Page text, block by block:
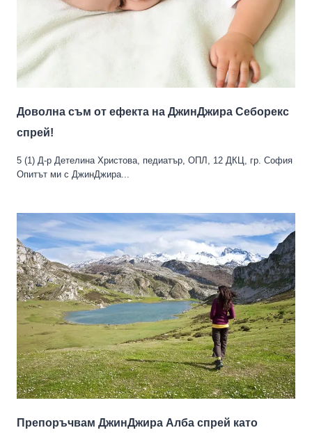
Доволна съм от ефекта на ДжинДжира Себорекс
спрей!
5 (1) Д-р Детелина Христова, педиатър, ОПЛ, 12 ДКЦ, гр. София
Опитът ми с ДжинДжира...
Препоръчвам ДжинДжира Алба спрей като